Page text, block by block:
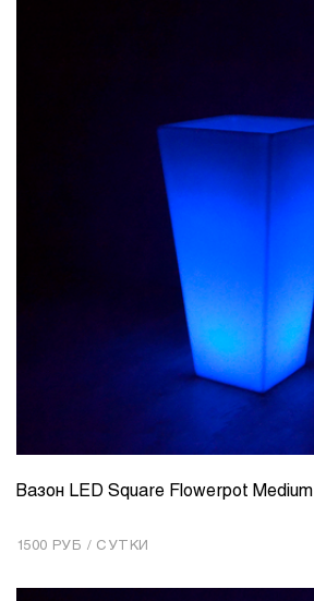
КОЛИЧЕСТВО 1
Вазон LED Square Flowerpot Medium
1500 РУБ / СУТКИ